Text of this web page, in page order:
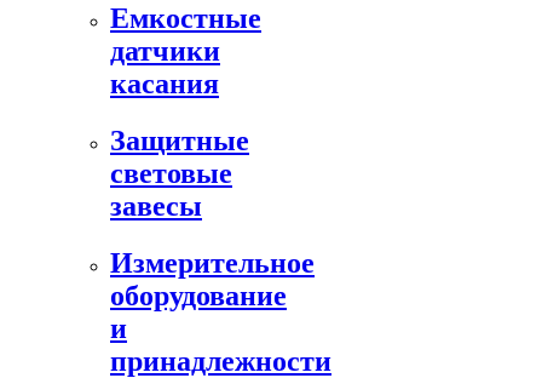
Емкостные
датчики
касания
Защитные
световые
завесы
Измерительное
оборудование
и
принадлежности